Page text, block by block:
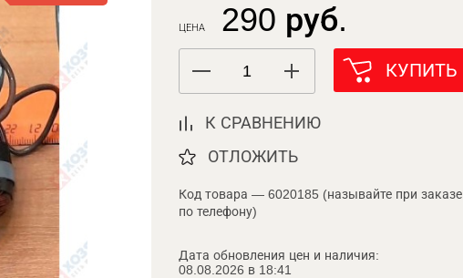
ЦЕНА 290 руб.
КУПИТЬ
К СРАВНЕНИЮ
ОТЛОЖИТЬ
Код товара — 6020185 (называйте при заказе
по телефону)
Дата обновления цен и наличия:
08.08.2026 в 18:41